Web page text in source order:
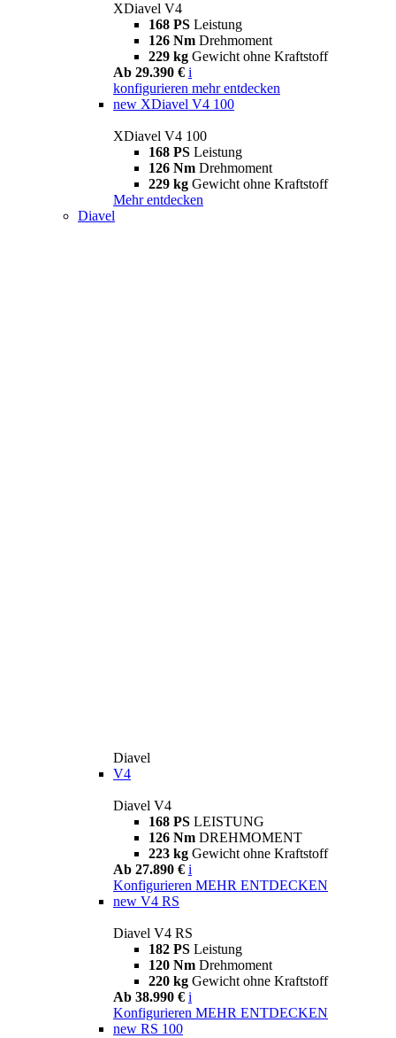
XDiavel V4
168 PS Leistung
126 Nm Drehmoment
229 kg Gewicht ohne Kraftstoff
Ab 29.390 € i
konfigurieren mehr entdecken
new XDiavel V4 100
XDiavel V4 100
168 PS Leistung
126 Nm Drehmoment
229 kg Gewicht ohne Kraftstoff
Mehr entdecken
Diavel
Diavel
V4
Diavel V4
168 PS LEISTUNG
126 Nm DREHMOMENT
223 kg Gewicht ohne Kraftstoff
Ab 27.890 € i
Konfigurieren MEHR ENTDECKEN
new V4 RS
Diavel V4 RS
182 PS Leistung
120 Nm Drehmoment
220 kg Gewicht ohne Kraftstoff
Ab 38.990 € i
Konfigurieren MEHR ENTDECKEN
new RS 100